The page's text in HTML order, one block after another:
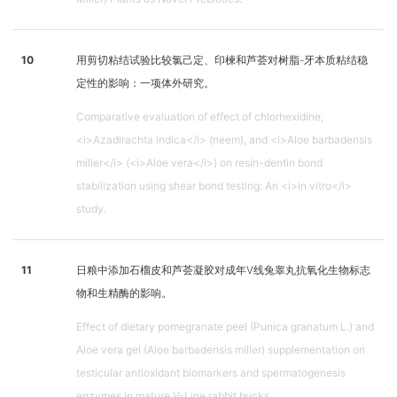
10
用剪切粘结试验比较氯己定、印楝和芦荟对树脂-牙本质粘结稳
定性的影响：一项体外研究。
Comparative evaluation of effect of chlorhexidine,
<i>Azadirachta indica</i> (neem), and <i>Aloe barbadensis
miller</i> (<i>Aloe vera</i>) on resin-dentin bond
stabilization using shear bond testing: An <i>in vitro</i>
study.
11
日粮中添加石榴皮和芦荟凝胶对成年V线兔睾丸抗氧化生物标志
物和生精酶的影响。
Effect of dietary pomegranate peel (Punica granatum L.) and
Aloe vera gel (Aloe barbadensis miller) supplementation on
testicular antioxidant biomarkers and spermatogenesis